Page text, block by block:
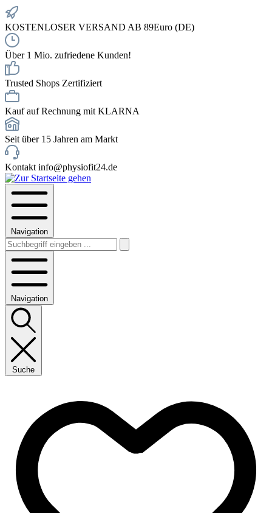
KOSTENLOSER VERSAND AB 89Euro (DE)
Über 1 Mio. zufriedene Kunden!
Trusted Shops Zertifiziert
Kauf auf Rechnung mit KLARNA
Seit über 15 Jahren am Markt
Kontakt info@physiofit24.de
Navigation
Navigation
Suche